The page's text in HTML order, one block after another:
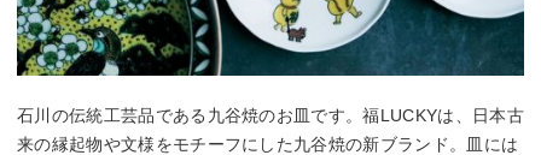
石川の伝統工芸品である九谷焼のお皿です。福LUCKYは、日本古
来の縁起物や文様をモチーフにした九谷焼の新ブランド。皿には